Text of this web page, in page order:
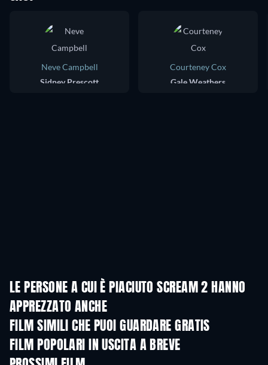
Neve Campbell
Sidney Prescott
Courteney Cox
Gale Weathers
LE PERSONE A CUI È PIACIUTO SCREAM 2 HANNO
APPREZZATO ANCHE
FILM SIMILI CHE PUOI GUARDARE GRATIS
FILM POPOLARI IN USCITA A BREVE